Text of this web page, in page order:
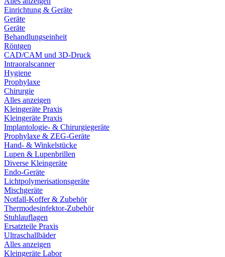
Einrichtung & Geräte
Geräte
Geräte
Behandlungseinheit
Röntgen
CAD/CAM und 3D-Druck
Intraoralscanner
Hygiene
Prophylaxe
Chirurgie
Alles anzeigen
Kleingeräte Praxis
Kleingeräte Praxis
Implantologie- & Chirurgiegeräte
Prophylaxe & ZEG-Geräte
Hand- & Winkelstücke
Lupen & Lupenbrillen
Diverse Kleingeräte
Endo-Geräte
Lichtpolymerisationsgeräte
Mischgeräte
Notfall-Koffer & Zubehör
Thermodesinfektor-Zubehör
Stuhlauflagen
Ersatzteile Praxis
Ultraschallbäder
Alles anzeigen
Kleingeräte Labor